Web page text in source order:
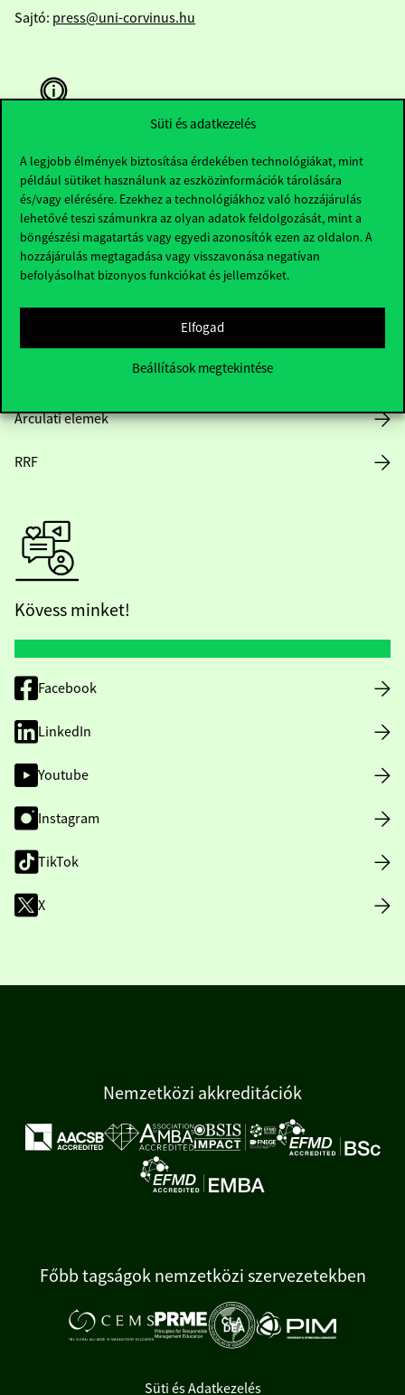
Süti és adatkezelés
A legjobb élmények biztosítása érdekében technológiákat, mint
például sütiket használunk az eszközinformációk tárolására
és/vagy elérésére. Ezekhez a technológiákhoz való hozzájárulás
lehetővé teszi számunkra az olyan adatok feldolgozását, mint a
böngészési magatartás vagy egyedi azonosítók ezen az oldalon. A
hozzájárulás megtagadása vagy visszavonása negatívan
befolyásolhat bizonyos funkciókat és jellemzőket.
Elfogad
Beállítások megtekintése
Sajtó: press@uni-corvinus.hu
Hasznos linkek
Nyitvatartás
Házirend
Arculati elemek
RRF
Kövess minket!
Facebook
LinkedIn
Youtube
Instagram
TikTok
X
Nemzetközi akkreditációk
Főbb tagságok nemzetközi szervezetekben
Süti és Adatkezelés